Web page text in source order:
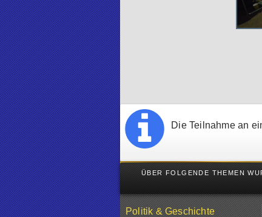
Die Teilnahme an
ÜBER FOLGENDE THEMEN
Politik & Geschichte